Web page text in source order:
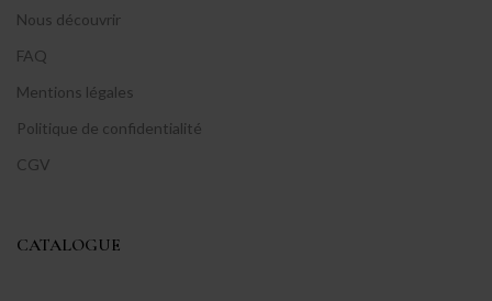
Nous découvrir
FAQ
Mentions légales
Politique de confidentialité
CGV
CATALOGUE